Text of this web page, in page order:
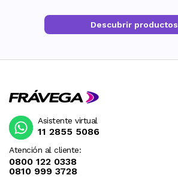
Descubrir productos
Atención al cliente:
0800 122 0338
0810 999 3728
Asistente virtual
11 2855 5086